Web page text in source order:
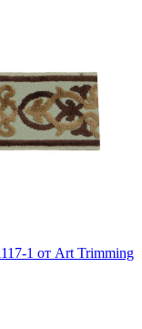
1 от Art Trimming